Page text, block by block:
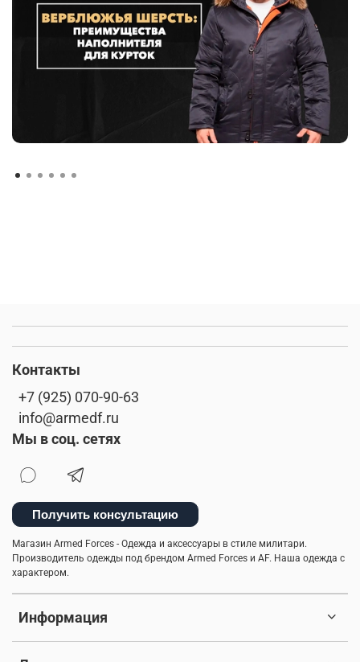
Информация
Контакты
+7 (925) 070-90-63
info@armedf.ru
Мы в соц. сетях
Получить консультацию
Магазин Armed Forces - Одежда и аксессуары в стиле милитари.
Производитель одежды под брендом Armed Forces и AF. Наша одежда с
характером.